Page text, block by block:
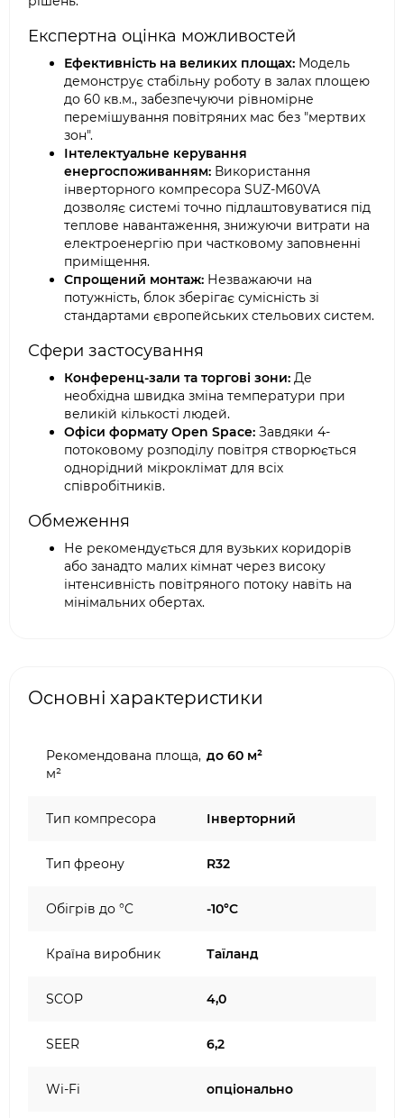
Експертна оцінка можливостей
Ефективність на великих площах: Модель
демонструє стабільну роботу в залах площею
до 60 кв.м., забезпечуючи рівномірне
перемішування повітряних мас без "мертвих
зон".
Інтелектуальне керування
енергоспоживанням: Використання
інверторного компресора SUZ-M60VA
дозволяє системі точно підлаштовуватися під
теплове навантаження, знижуючи витрати на
електроенергію при частковому заповненні
приміщення.
Спрощений монтаж: Незважаючи на
потужність, блок зберігає сумісність зі
стандартами європейських стельових систем.
Сфери застосування
Конференц-зали та торгові зони: Де
необхідна швидка зміна температури при
великій кількості людей.
Офіси формату Open Space: Завдяки 4-
потоковому розподілу повітря створюється
однорідний мікроклімат для всіх
співробітників.
Обмеження
Не рекомендується для вузьких коридорів
або занадто малих кімнат через високу
інтенсивність повітряного потоку навіть на
мінімальних обертах.
Основні характеристики
Рекомендована площа,
м²
до 60 м²
Тип компресора Інверторний
Тип фреону R32
Обігрів до °C -10°C
Країна виробник Таїланд
SCOP 4,0
SEER 6,2
Wi-Fi опціонально